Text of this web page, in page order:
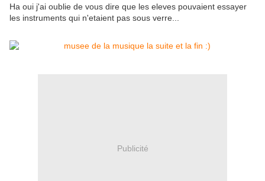
Ha oui j'ai oublie de vous dire que les eleves pouvaient essayer
les instruments qui n'etaient pas sous verre...
Publicité